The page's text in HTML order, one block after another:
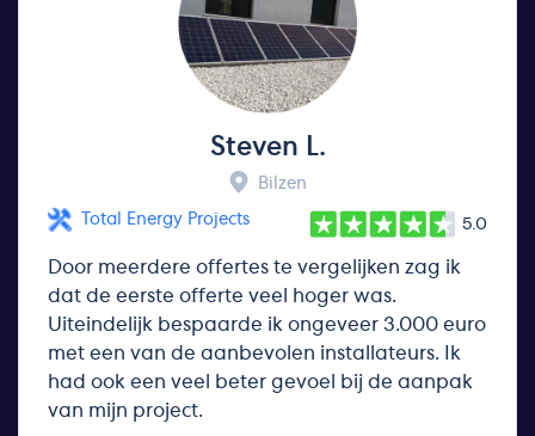
Steven L.
Bilzen
Total Energy Projects 5.0
Door meerdere offertes te vergelijken zag ik
dat de eerste offerte veel hoger was.
Uiteindelijk bespaarde ik ongeveer 3.000 euro
met een van de aanbevolen installateurs. Ik
had ook een veel beter gevoel bij de aanpak
van mijn project.